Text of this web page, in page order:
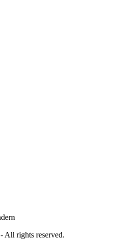
- All rights reserved.